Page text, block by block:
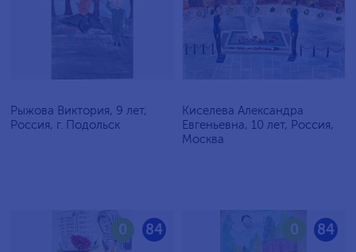
Рыжова Виктория, 9 лет,
Россия, г. Подольск
Киселева Александра
Евгеньевна, 10 лет, Россия,
Москва
84
0 84
0